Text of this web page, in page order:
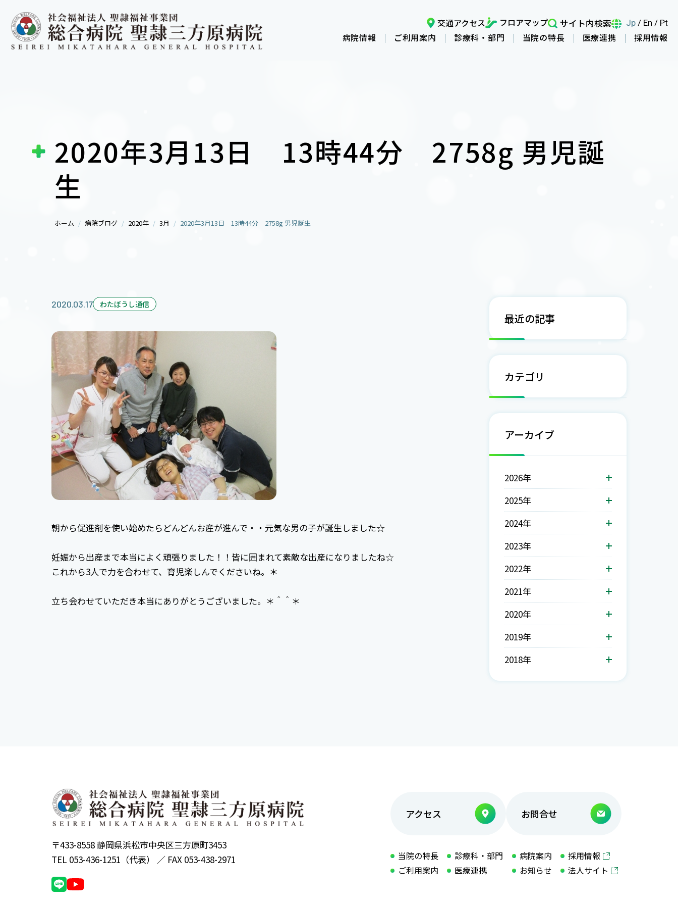
病院情報 ご利用案内 診療科・部門 当院の特長 医療連携 採用情報
交通アクセス フロアマップ サイト内検索 Jp / En / Pt
2020年3月13日 13時44分 2758g 男児誕
生
ホーム 病院ブログ 2020年 3月 2020年3月13日 13時44分 2758g 男児誕生
2020.03.17 わたぼうし通信
朝から促進剤を使い始めたらどんどんお産が進んで・・元気な男の子が誕生しました☆
妊娠から出産まで本当によく頑張りました！！皆に囲まれて素敵な出産になりましたね☆
これから3人で力を合わせて、育児楽しんでくださいね。＊
立ち会わせていただき本当にありがとうございました。＊＾＾＊
最近の記事
カテゴリ
アーカイブ
2026年
2025年
2024年
2023年
2022年
2021年
2020年
2019年
2018年
〒433-8558 静岡県浜松市中央区三方原町3453
TEL 053-436-1251（代表） ／ FAX 053-438-2971
アクセス お問合せ
当院の特長
ご利用案内
診療科・部門
医療連携
病院案内
お知らせ
採用情報
法人サイト